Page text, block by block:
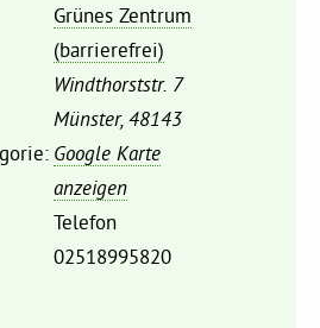
MdL
Grünes Zentrum
(barrierefrei)
Windthorststr. 7
Münster, 48143
Google Karte
anzeigen
Telefon
02518995820